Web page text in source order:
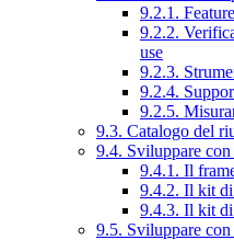
9.2.1.
9.2.2.
use
9.2.3.
9.2.4.
9.2.5.
9.3. Catalogo del
9.4. Sviluppare
9.4.1. Il
9.4.2. Il kit
9.4.3. Il kit
9.5. Sviluppare